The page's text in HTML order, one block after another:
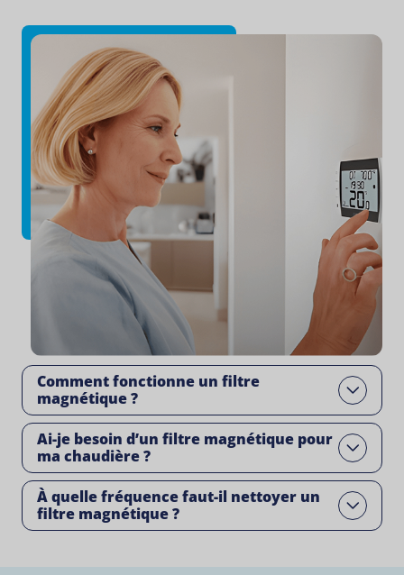
Comment fonctionne un filtre
magnétique ?
Open
Ai-je besoin d’un filtre magnétique pour
ma chaudière ?
Open
À quelle fréquence faut-il nettoyer un
filtre magnétique ?
Open